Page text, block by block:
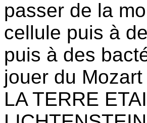
passer de la
cellule puis à
puis à des
jouer du
LA TERRE